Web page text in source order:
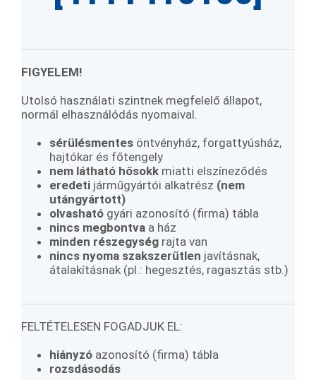
FIGYELEM!
Utolsó használati szintnek megfelelő állapot,
normál elhasználódás nyomaival.
sérülésmentes öntvényház, forgattyúsház,
hajtókar és főtengely
nem látható hősokk miatti elszíneződés
eredeti járműgyártói alkatrész (nem
utángyártott)
olvasható gyári azonosító (firma) tábla
nincs megbontva a ház
minden részegység rajta van
nincs nyoma szakszerűtlen javításnak,
átalakításnak (pl.: hegesztés, ragasztás stb.)
FELTÉTELESEN FOGADJUK EL:
hiányzó azonosító (firma) tábla
rozsdásodás